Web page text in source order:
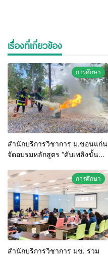
เรื่องที่เกี่ยวข้อง
การศึกษา
สำนักบริการวิชาการ ม.ขอนแก่น
จัดอบรมหลักสูตร “ดับเพลิงขั้น
ท้องถิ่นรับมืออัคคีภัยตาม
มาตรฐานสากล
การศึกษา
สำนักบริการวิชาการ มข. ร่วม